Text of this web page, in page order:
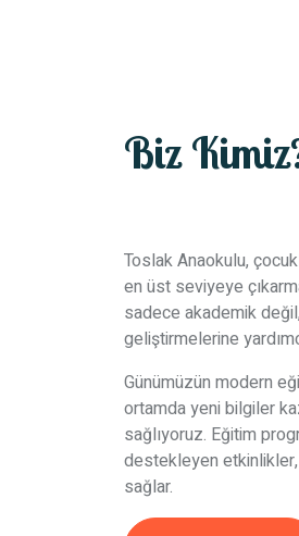
Biz
Toslak Anaokulu,
en üst seviyeye
sadece akademik
geliştirmelerine
Günümüzün modern
ortamda yeni bilgiler
sağlıyoruz. Eğitim
destekleyen etkinlikler,
sağlar.